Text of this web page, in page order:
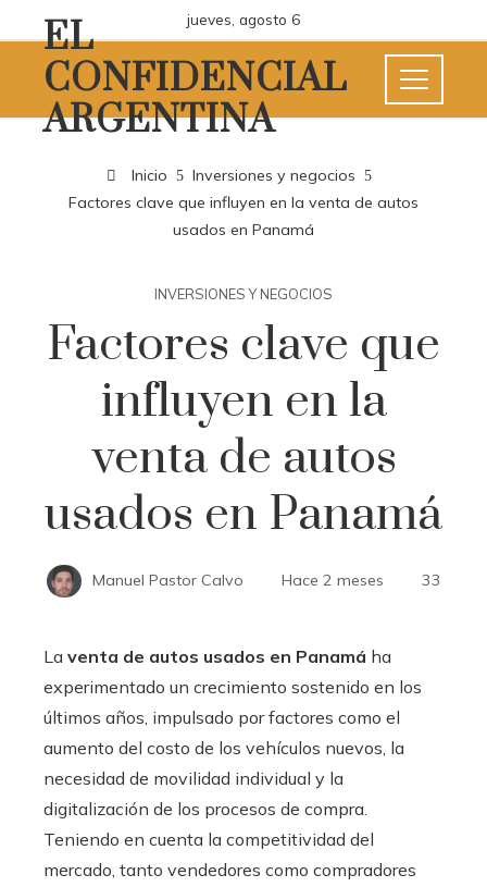
jueves, agosto 6
EL
CONFIDENCIAL
ARGENTINA
Inicio
Inversiones y negocios
Factores clave que influyen en la venta de autos
usados en Panamá
INVERSIONES Y NEGOCIOS
Factores clave que
influyen en la
venta de autos
usados en Panamá
Manuel Pastor Calvo Hace 2 meses 33
La venta de autos usados en Panamá ha
experimentado un crecimiento sostenido en los
últimos años, impulsado por factores como el
aumento del costo de los vehículos nuevos, la
necesidad de movilidad individual y la
digitalización de los procesos de compra.
Teniendo en cuenta la competitividad del
mercado, tanto vendedores como compradores